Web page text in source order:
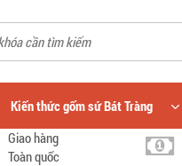
Kiến thức gốm sứ Bát Tràng
Giao hàng
Toàn quốc